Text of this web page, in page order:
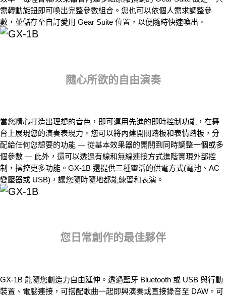
需轉動旋鈕即可喚出完整參數組合。您也可以依個人需求調整參
數，並儲存至自訂愛用 Gear Suite 位置，以便隨時快速喚出。
隨心所欲的自由演奏
當您精心打造出理想的音色，即可運用先進的即時控制功能，在舞
台上展現您的演奏表現力。您可以將內建開關踏板和表情踏板，分
配給任何您想要的功能 — 從基本效果器的開關到同時調整一個或多
個參數 — 此外，還可以透過有線和無線連接方式進階實現外部控
制，操控更多功能。GX-1B 還提供三種靈活的供電方式(電池、AC
變壓器或 USB)，讓您隨時隨地都能練習和表演。
您日常創作的最佳夥伴
GX-1B 能隨您創造力自由延伸。透過藍牙 Bluetooth 或 USB 與行動
裝置、電腦連接，可搭配歌曲一起即興演奏或直接錄音至 DAW。可